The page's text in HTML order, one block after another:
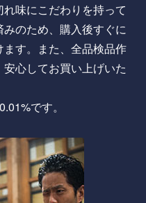
味にこだわりを持って
のため、購入後すぐに
す。また、全品検品作
心してお買い上げいた
です。